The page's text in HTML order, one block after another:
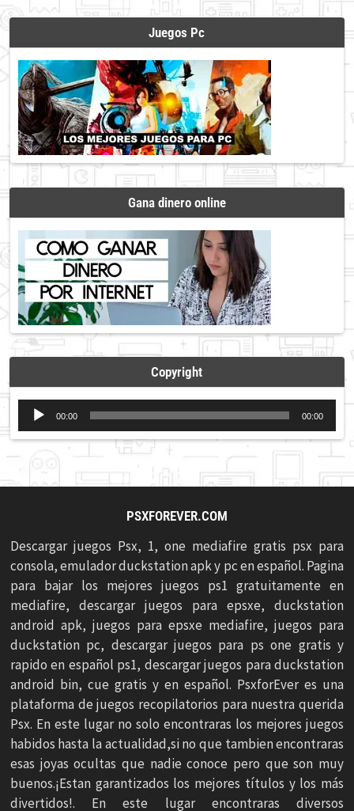
Juegos Pc
Gana dinero online
Copyright
Reproductor
de
00:00 00:00
PSXFOREVER.COM
Descargar juegos Psx, 1, one mediafire gratis psx para
consola, emulador duckstation apk y pc en español. Pagina
para bajar los mejores juegos ps1 gratuitamente en
mediafire, descargar juegos para epsxe, duckstation
android apk, juegos para epsxe mediafire, juegos para
duckstation pc, descargar juegos para ps one gratis y
rapido en español ps1, descargar juegos para duckstation
android bin, cue gratis y en español. PsxforEver es una
plataforma de juegos recopilatorios para nuestra querida
Psx. En este lugar no solo encontraras los mejores juegos
habidos hasta la actualidad,si no que tambien encontraras
esas joyas ocultas que nadie conoce pero que son muy
buenos.¡Estan garantizados los mejores títulos y los más
divertidos!. En este lugar encontraras diversos